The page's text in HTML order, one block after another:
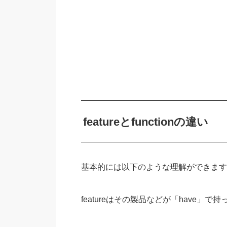
featureとfunctionの違い
基本的には以下のような理解ができます
featureはその製品などが「have」で持